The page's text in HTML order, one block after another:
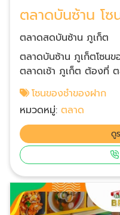
ตลาดบันซ้าน โ
ตลาดสดบันซ้าน ภูเก็ต
ตลาดบันซ้าน ภูเก็ตโซนของชำขอ
ตลาดเช้า ภูเก็ต ต้องที่
รวมแหล่งของชำ ของฝา
สะอาด จอดรถสะดวก ราคาเป็นกันเอ
ภูเก็ต ทุเรียนทอด ทุเรีย
สับปะรด ลูกอมรสผลไม้
ฝากอีกมากมาย จำหน่าย
โซนของชำของฝาก
หมวดหมู่:ตลาด
ดู